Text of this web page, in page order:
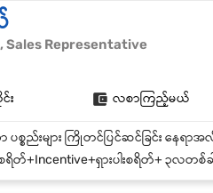
Sales Representative
း လစာကြည့်မယ်
ရှားပါးစရိတ်+ ၃လတစ်ခါဘောနပ်စ် + OT(သို့)အစားထိုးနားရက်+အ